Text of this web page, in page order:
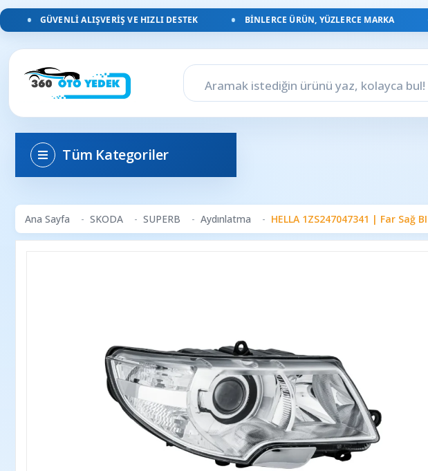
GÜVENLI ALIŞVERIŞ VE HIZLI DESTEK BINLERCE ÜRÜN, YÜZLERCE MARKA
Tüm Kategoriler
Ana Sayfa SKODA SUPERB Aydınlatma HELLA 1ZS247047341 | Far Sağ